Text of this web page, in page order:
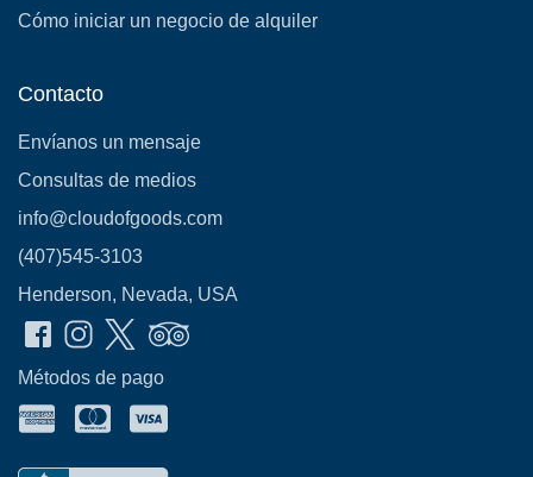
Cómo iniciar un negocio de alquiler
Contacto
Envíanos un mensaje
Consultas de medios
info@cloudofgoods.com
(407)545-3103
Henderson, Nevada, USA
Métodos de pago